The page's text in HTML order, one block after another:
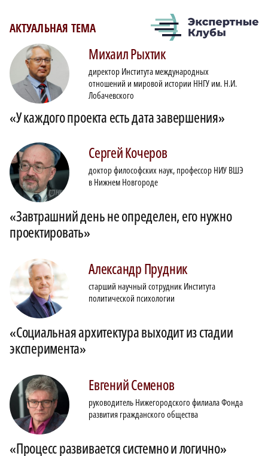
АКТУАЛЬНАЯ ТЕМА
МихаилРыхтик
директор Института международных
отношений и мировой истории ННГУ им. Н.И.
Лобачевского
«У каждого проекта есть дата завершения»
СергейКочеров
доктор философских наук, профессор НИУ ВШЭ
в Нижнем Новгороде
«Завтрашний день не определен, его нужно
проектировать»
АлександрПрудник
старший научный сотрудник Института
политической психологии
«Социальная архитектура выходит из стадии
эксперимента»
ЕвгенийСеменов
руководитель Нижегородского филиала Фонда
развития гражданского общества
«Процесс развивается системно и логично»